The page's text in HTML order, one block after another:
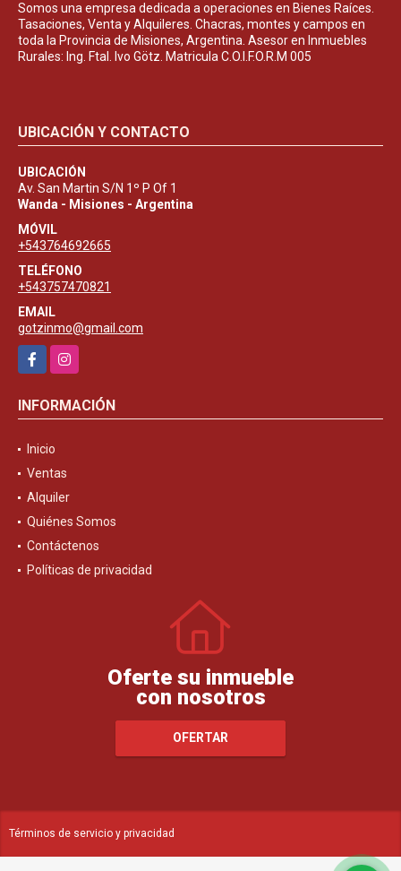
Somos una empresa dedicada a operaciones en Bienes Raíces.
Tasaciones, Venta y Alquileres. Chacras, montes y campos en
toda la Provincia de Misiones, Argentina. Asesor en Inmuebles
Rurales: Ing. Ftal. Ivo Götz. Matricula C.O.I.F.O.R.M 005
UBICACIÓN Y CONTACTO
UBICACIÓN
Av. San Martin S/N 1º P Of 1
Wanda - Misiones - Argentina
MÓVIL
+543764692665
TELÉFONO
+543757470821
EMAIL
gotzinmo@gmail.com
FacebookInstagram
INFORMACIÓN
Inicio
Ventas
Alquiler
Quiénes Somos
Contáctenos
Políticas de privacidad
Oferte su inmueble
con nosotros
OFERTAR
Términos de servicio y privacidad